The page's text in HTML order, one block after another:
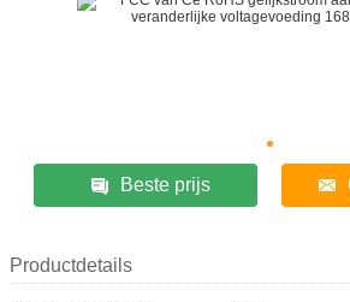
Beste prijs
Productdetails